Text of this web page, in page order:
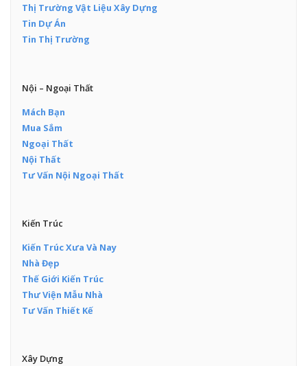
Thị Trường Vật Liệu Xây Dựng
Tin Dự Án
Tin Thị Trường
Nội – Ngoại Thất
Mách Bạn
Mua Sắm
Ngoại Thất
Nội Thất
Tư Vấn Nội Ngoại Thất
Kiến Trúc
Kiến Trúc Xưa Và Nay
Nhà Đẹp
Thế Giới Kiến Trúc
Thư Viện Mẫu Nhà
Tư Vấn Thiết Kế
Xây Dựng